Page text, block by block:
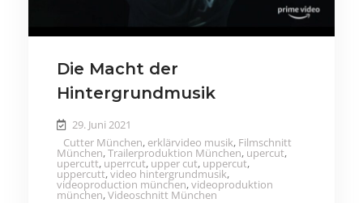
Die Macht der
Hintergrundmusik
29. Juni 2021
Cutter München, erklärvideo musik, Filmschnitt
München,Trailerproduktion München, upercut,
upercutt, uperrcut, upper cut, uppercut,
uppercutt,video hintergrundmusik,
videoproduction münchen,videoproduktion
münchen,Videoschnitt München